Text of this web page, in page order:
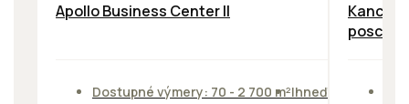
Apollo Business Center II
Dostupné výmery: 70 - 2 700 m²Ihneď